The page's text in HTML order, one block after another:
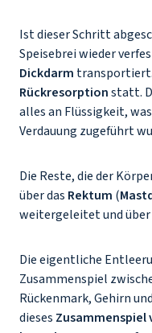
Ist dieser Schritt
Speisebrei wieder
Dickdarm
Rückresorptionstatt.
alles an Flüssigkeit,
Verdauung zugeführt
Die Reste, die der
über das Rektum (
weitergeleitet und über
Die eigentliche
Zusammenspiel
Rückenmark, Gehirn
dieses